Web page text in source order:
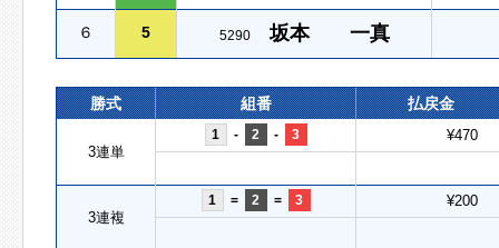
６ 5 5290 坂本 一真
勝式 組番 払戻金
3連単
1 - 2 - 3 ¥470
3連複
1 = 2 = 3 ¥200